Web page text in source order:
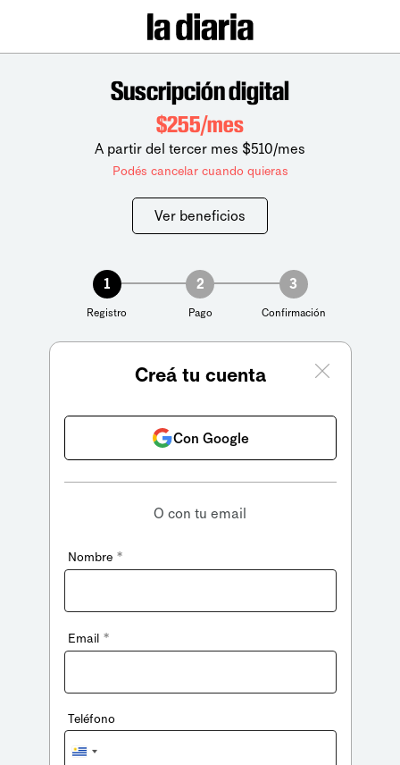
Suscripción digital
$255/mes
A partir del tercer mes $510/mes
Podés cancelar cuando quieras
Ver beneficios
1
Registro
2
Pago
3
Confirmación
Creá tu cuenta
Con Google
O con tu email
Nombre *
Email *
Teléfono
Uruguay